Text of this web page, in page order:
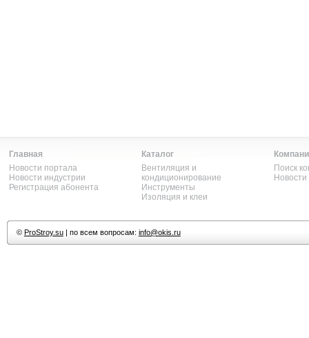
Главная
Новости портала
Новости индустрии
Регистрация абонента
Каталог
Вентиляция и
кондиционирование
Инструменты
Изоляция и клеи
Поиск
© ProStroy.su| по всем вопросам: info@okis.ru